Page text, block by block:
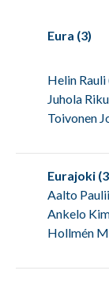
Eura (3)
Helin
Juhola
Eurajoki
Aalto
Ankelo